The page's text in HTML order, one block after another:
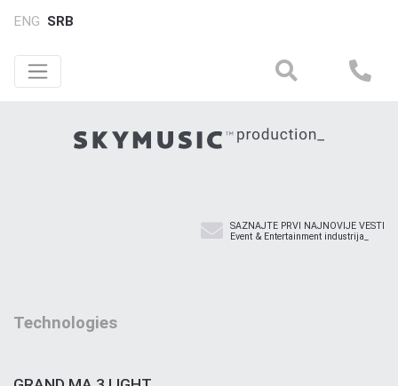
ENG SRB
SAZNAJTE PRVI NAJNOVIJE VESTI
Event & Entertainment industrija_
Technologies